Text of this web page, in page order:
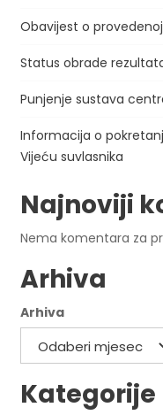
Obavijest o
Status obrade
Punjenje sustava
Informacija o
Vijeću suvlasnika
Najnoviji
Nema komentara za
Arhiva
Arhiva
Kategorije